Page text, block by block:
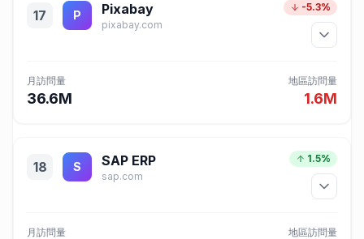
17 P Pixabay
pixabay.com
-5.3%
月訪問量
36.6M
地區訪問量
1.6M
18 S SAP ERP
sap.com
1.5%
月訪問量 地區訪問量